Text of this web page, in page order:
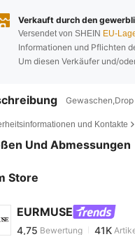
Verkauft durch den
Versendet von SHEIN EU-
Informationen und Pflichten
und Kontakte
Und Abmessungen
Store
EURMUSE
4,75
4,75
Bewertung 41KArtikel
j***ebezahltVor 1